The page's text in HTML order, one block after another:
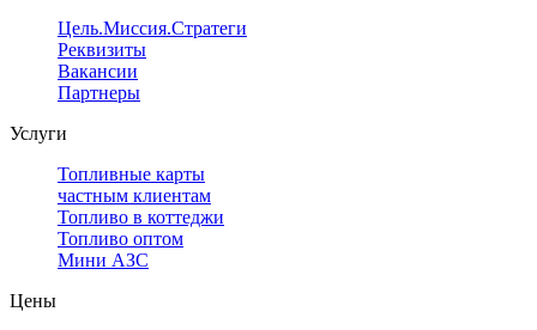
Цель.Миссия.Стратегия.
Реквизиты
Вакансии
Партнеры
Услуги
Топливные карты
частным клиентам
Топливо в коттеджи
Топливо оптом
Мини АЗС
Цены